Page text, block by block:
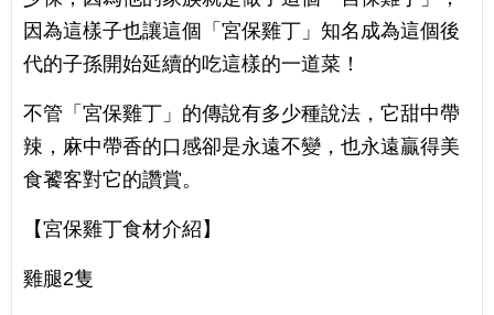
因為這樣子也讓這個「宮保雞丁」知名成為這個後
代的子孫開始延續的吃這樣的一道菜！
不管「宮保雞丁」的傳說有多少種說法，它甜中帶
辣，麻中帶香的口感卻是永遠不變，也永遠贏得美
食饕客對它的讚賞。
【宮保雞丁食材介紹】
雞腿2隻